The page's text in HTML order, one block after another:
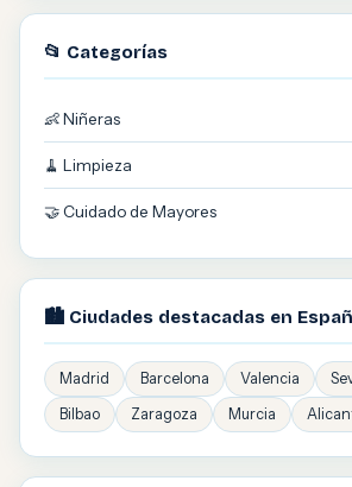
📂 Categorías
👶 Niñeras
🧹 Limpieza
🤝 Cuidado de Mayores
🏙️ Ciudades destacadas en
Madrid Barcelona Valencia
Bilbao
Zaragoza Murcia